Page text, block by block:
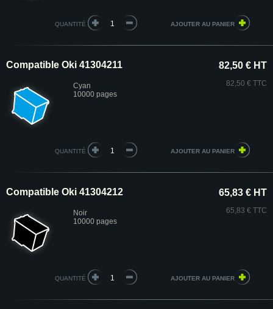
QUANTITÉ
Compatible Oki 41304211
Cyan
10000 pages
82,50 € HT
82,50 € TTC
QUANTITÉ
Compatible Oki 41304212
Noir
10000 pages
65,83 € HT
65,83 € TTC
QUANTITÉ